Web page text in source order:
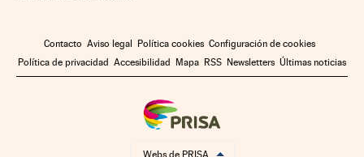
Contacto Aviso legal Política cookies Configuración de cookies
Política de privacidad Accesibilidad Mapa RSS Newsletters Últimas noticias
Webs de PRISA